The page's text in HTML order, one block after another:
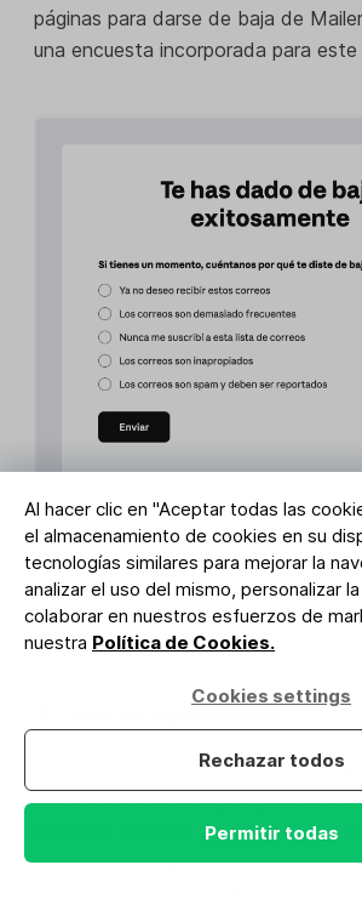
Al hacer clic en "Aceptar todas las
el almacenamiento de cookies en su
tecnologías similares para mejorar la
analizar el uso del mismo, personalizar
colaborar en nuestros esfuerzos de
nuestra Política de Cookies.
Cookies settings
Rechazar todos
Permitir todas
páginas para darse de baja de
una encuesta incorporada para este
Ejemplo de página de cancelación de
Una conversión es cuando un
web o de una landing page
deseada. Utilízalo para medir la
páginas y formularios a la hora de